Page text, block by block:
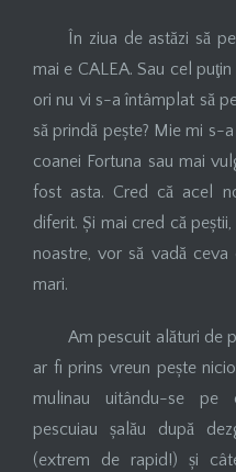
În ziua de astăzi să
mai e CALEA. Sau cel
ori nu vi s-a întâmplat să
să prindă pește? Mie mi s-
coanei Fortuna sau mai
fost asta. Cred că acel
diferit. Și mai cred că
noastre, vor să vadă
mari.
Am pescuit alături de
ar fi prins vreun pește
mulinau uitându-se pe
pescuiau șalău după
(extrem de rapid!) și